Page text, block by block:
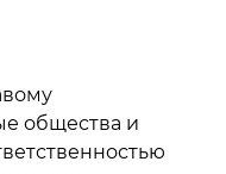
общества и